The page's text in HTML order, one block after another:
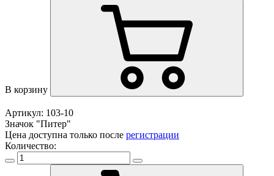
В корзину
Артикул: 103-10
Значок "Питер"
Цена доступна только после регистрации
Количество: